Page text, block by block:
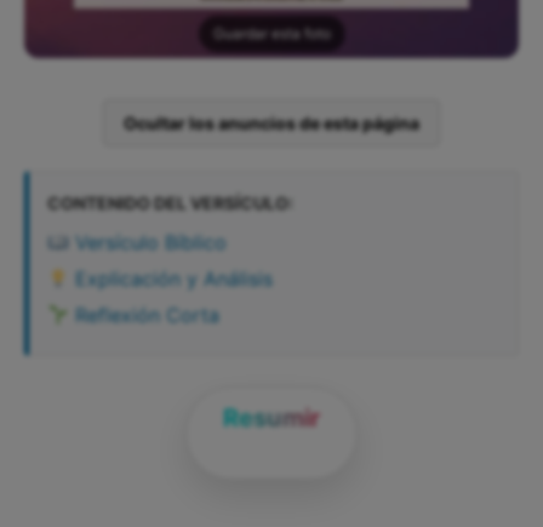
Guardar esta foto
Ocultar los anuncios de esta página
CONTENIDO DEL VERSÍCULO:
Versículo Bíblico
Explicación y Análisis
Reflexión Corta
Resumir